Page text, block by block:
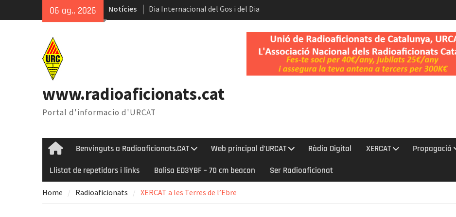
06 ag., 2026 Notícies
Dia Internacional del Gos i del Dia
Internacional del Gat.
Radioastronomia durant l’eclipsi
Èxit de la 45ena Trobada a la Cerdanya
www.radioaficionats.cat
Portal d'informacio d'URCAT
HomeBenvinguts a Radioaficionats.CAT Web principal d’URCAT Ràdio Digital XERCAT Propagació
Llistat de repetidors i links Balisa ED3YBF – 70 cm beacon Ser Radioaficionat
Home Radioaficionats XERCAT a les Terres de l’Ebre